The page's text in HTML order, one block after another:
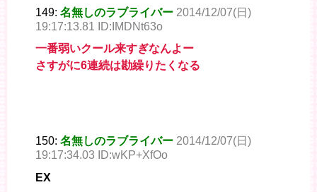
149: 名無しのラブライバー 2014/12/07(日)
19:17:13.81 ID:IMDNt63o
一番弱いクール来すぎなんよー
さすがに6連続は勘繰りたくなる
150: 名無しのラブライバー 2014/12/07(日)
19:17:34.03 ID:wKP+XfOo
EX